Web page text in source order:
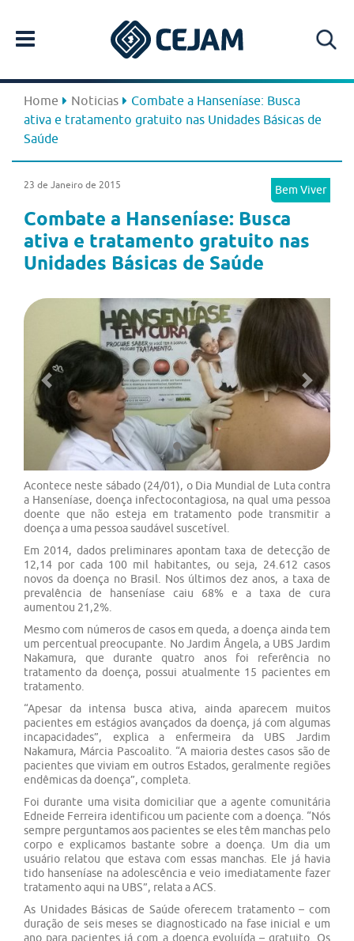
Home Noticias
Combate a Hanseníase: Busca
ativa e tratamento gratuito nas Unidades Básicas de
Saúde
Bem Viver
23 de Janeiro de 2015
Combate a Hanseníase: Busca
ativa e tratamento gratuito nas
Unidades Básicas de Saúde
Previous Next
Acontece neste sábado (24/01), o Dia Mundial de Luta contra
a Hanseníase, doença infectocontagiosa, na qual uma pessoa
doente que não esteja em tratamento pode transmitir a
doença a uma pessoa saudável suscetível.
Em 2014, dados preliminares apontam taxa de detecção de
12,14 por cada 100 mil habitantes, ou seja, 24.612 casos
novos da doença no Brasil. Nos últimos dez anos, a taxa de
prevalência de hanseníase caiu 68% e a taxa de cura
aumentou 21,2%.
Mesmo com números de casos em queda, a doença ainda tem
um percentual preocupante. No Jardim Ângela, a UBS Jardim
Nakamura, que durante quatro anos foi referência no
tratamento da doença, possui atualmente 15 pacientes em
tratamento.
“Apesar da intensa busca ativa, ainda aparecem muitos
pacientes em estágios avançados da doença, já com algumas
incapacidades”, explica a enfermeira da UBS Jardim
Nakamura, Márcia Pascoalito. “A maioria destes casos são de
pacientes que viviam em outros Estados, geralmente regiões
endêmicas da doença”, completa.
Foi durante uma visita domiciliar que a agente comunitária
Edneide Ferreira identificou um paciente com a doença. “Nós
sempre perguntamos aos pacientes se eles têm manchas pelo
corpo e explicamos bastante sobre a doença. Um dia um
usuário relatou que estava com essas manchas. Ele já havia
tido hanseníase na adolescência e veio imediatamente fazer
tratamento aqui na UBS”, relata a ACS.
As Unidades Básicas de Saúde oferecem tratamento – com
duração de seis meses se diagnosticado na fase inicial e um
ano para pacientes já com a doença evoluída – gratuito. Os